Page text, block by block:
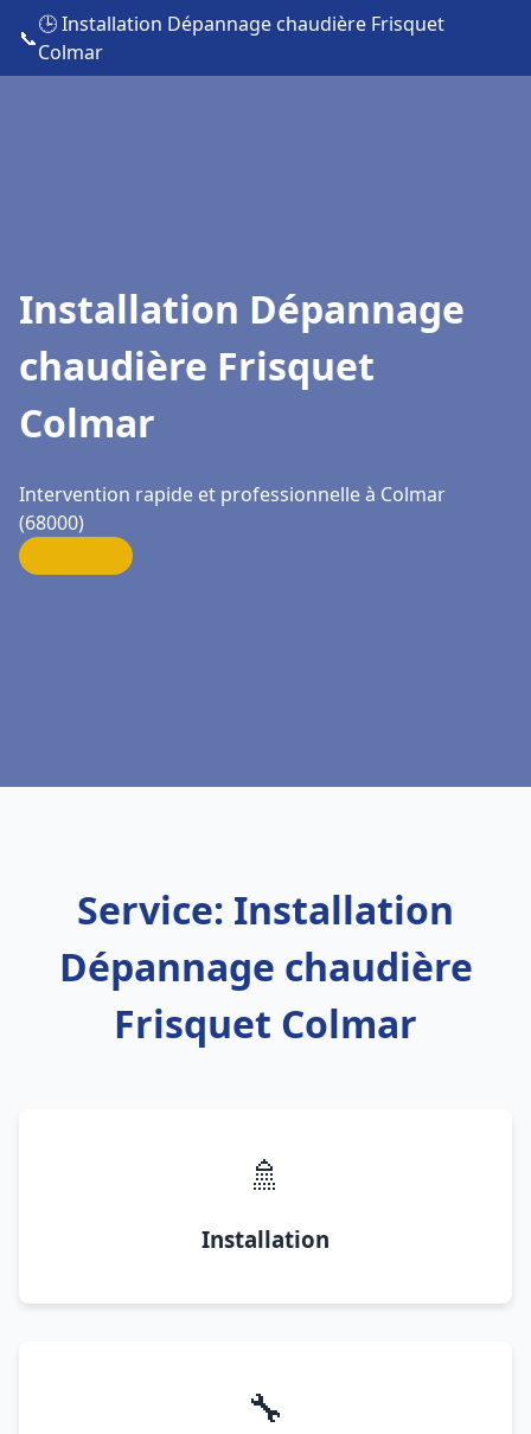
📞
🕒 Installation Dépannage chaudière Frisquet
Colmar
Installation Dépannage
chaudière Frisquet
Colmar
Intervention rapide et professionnelle à Colmar
(68000)
Service: Installation
Dépannage chaudière
Frisquet Colmar
🚿
Installation
🔧